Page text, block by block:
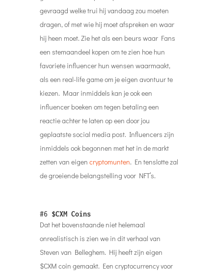
gevraagd welke trui hij vandaag zou moeten
dragen, of met wie hij moet afspreken en waar
hij heen moet. Zie het als een beurs waar Fans
een stemaandeel kopen om te zien hoe hun
favoriete influencer hun wensen waarmaakt,
als een real-life game om je eigen avontuur te
kiezen. Maar inmiddels kan je ook een
influencer boeken om tegen betaling een
reactie achter te laten op een door jou
geplaatste social media post. Influencers zijn
inmiddels ook begonnen met het in de markt
zetten van eigen cryptomunten. En tenslotte zal
de groeiende belangstelling voor NFT’s.
#6 $CXM Coins
Dat het bovenstaande niet helemaal
onrealistisch is zien we in dit verhaal van
Steven van Belleghem. Hij heeft zijn eigen
$CXM coin gemaakt. Een cryptocurrency voor